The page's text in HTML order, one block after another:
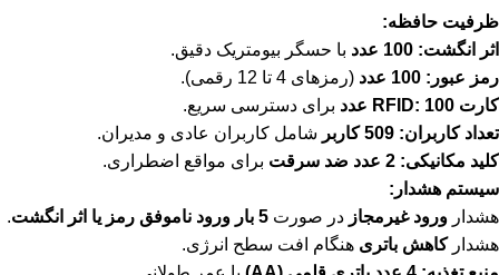
ظرفیت حافظه:
اثر انگشت: 100 عدد
با حسگر بیومتریک دقیق.
رمز عبور: 100 عدد
(رمزهای 4 تا 12 رقمی).
کارت RFID: 100 عدد
برای دسترسی سریع.
تعداد کاربران: 509 کاربر
شامل کاربران عادی و مدیران.
کلید مکانیکی: 2 عدد ضد سرقت
برای مواقع اضطراری.
سیستم هشدار:
هشدار ورود غیرمجاز در صورت 5 بار ورود ناموفق رمز یا اثر انگشت
.
هشدارکاهش باتری هنگام افت سطح انرژی.